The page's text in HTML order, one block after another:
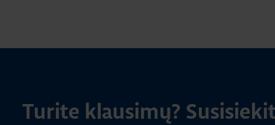
Turite klausimų?